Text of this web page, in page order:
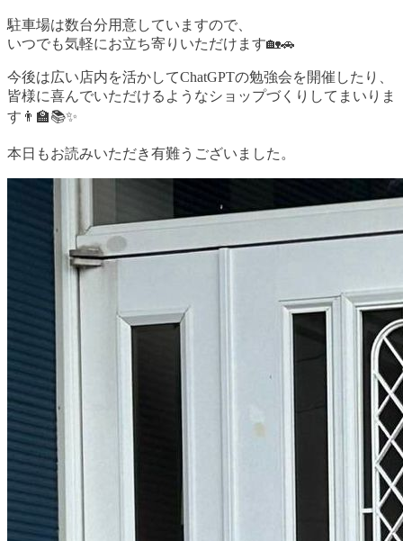
駐車場は数台分用意していますので、
いつでも気軽にお立ち寄りいただけます🏡🚗
今後は広い店内を活かしてChatGPTの勉強会を開催したり、
皆様に喜んでいただけるようなショップづくりしてまいりま
す👨‍🏫📚✨
本日もお読みいただき有難うございました。